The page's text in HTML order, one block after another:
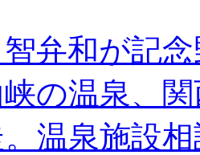
弁和が記
の温泉、
温泉施設